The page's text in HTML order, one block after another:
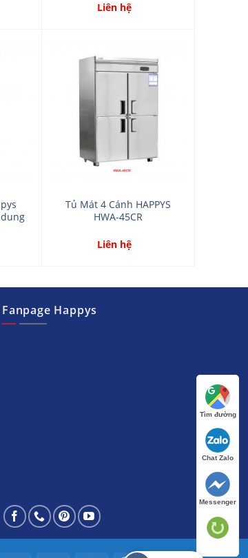
Liên hệ
dung
Tủ Mát 4 Cánh HAPPYS
HWA-45CR
Liên hệ
Fanpage Happys
Tìm đường
Chat Zalo
Messenger